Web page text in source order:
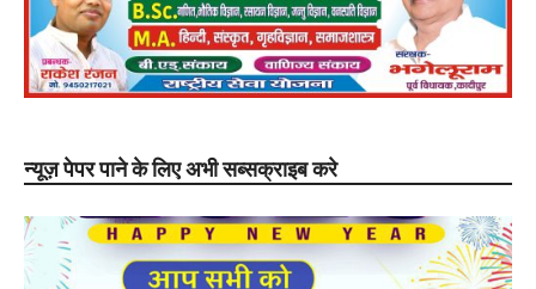
न्यूज़ पेपर पाने के लिए अभी सब्सक्राइब करे